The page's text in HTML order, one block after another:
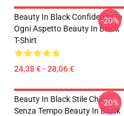
Beauty In Black Confidenza In
Ogni Aspetto Beauty In Black
T-Shirt
24,38 € - 28,06 €
-20%
Beauty In Black Stile Chic
Senza Tempo Beauty In Black
-20%